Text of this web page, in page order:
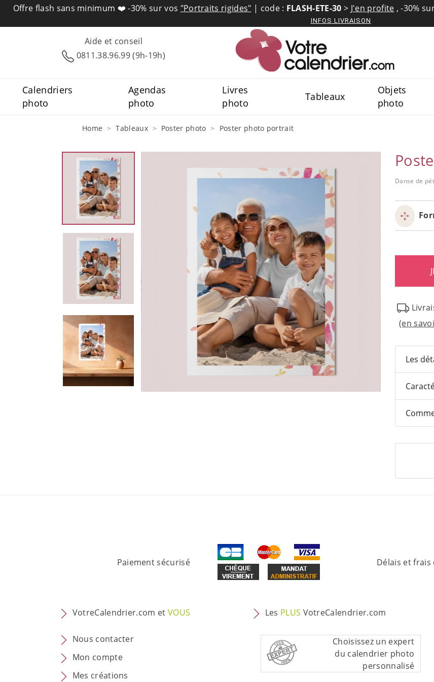
Offre flash sans minimum ❤️-30% sur vos "Portraits rigides" | code : FLASH-ETE-30 > J'en profite ,-30%
INFOS LIVRAISON
Aide et conseil
0811.38.96.99 (9h-19h)
Calendriers
photo
Agendas
photo
Livres
photo
Tableaux
Objets
photo
Home Tableaux Poster photo Poster photo portrait
Danse de
(en
Les
Paiement sécurisé Délais et
VotreCalendrier.com etVOUS
Nous contacter
Mon compte
Mes créations
Les PLUS VotreCalendrier.com
Choisissez un expert
du calendrier photo
personnalisé